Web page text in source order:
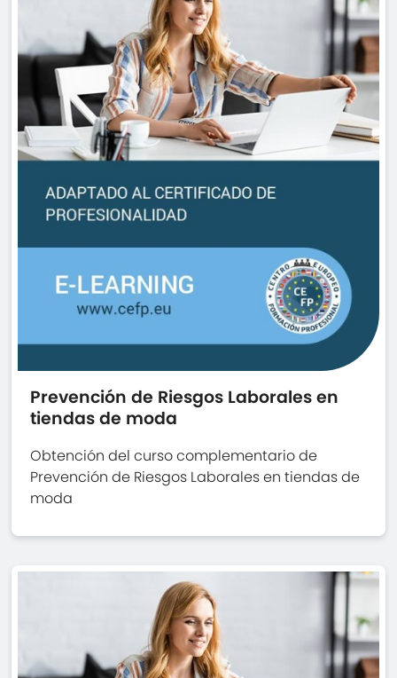
Prevención de Riesgos Laborales en
tiendas de moda
Obtención del curso complementario de
Prevención de Riesgos Laborales en tiendas de
moda